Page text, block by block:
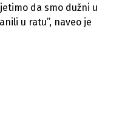
da smo dužni u
u ratu”, naveo je